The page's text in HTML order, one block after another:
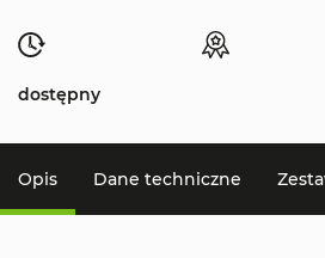
dostępny
Opis Dane techniczne